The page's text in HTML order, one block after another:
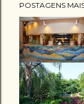
POSTAGENS